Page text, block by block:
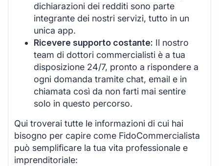
dichiarazioni dei redditi sono parte
integrante dei nostri servizi, tutto in un
unica app.
Ricevere supporto costante: Il nostro
team di dottori commercialisti è a tua
disposizione 24/7, pronto a rispondere a
ogni domanda tramite chat, email e in
chiamata così da non farti mai sentire
solo in questo percorso.
Qui troverai tutte le informazioni di cui hai
bisogno per capire come FidoCommercialista
può semplificare la tua vita professionale e
imprenditoriale: